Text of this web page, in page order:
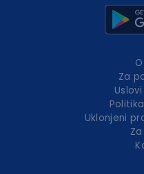
Za
Uklonjeni